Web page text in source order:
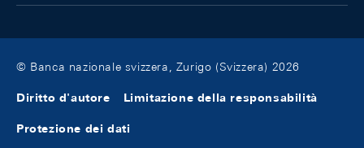
© Banca nazionale svizzera, Zurigo (Svizzera) 2026
Diritto d'autore Limitazione della responsabilità
Protezione dei dati